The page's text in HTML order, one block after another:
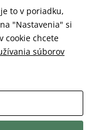
dvojkrídlové (0)
jednokrídlové (0)
to v poriadku,
"Nastavenia" si
cookie chcete
súborov